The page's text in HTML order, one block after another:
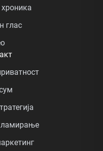
глас